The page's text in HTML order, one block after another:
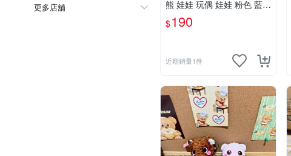
更多店舖
熊 娃娃 玩偶 娃娃 粉色 藍色
2色分售
$190
近期銷量1件